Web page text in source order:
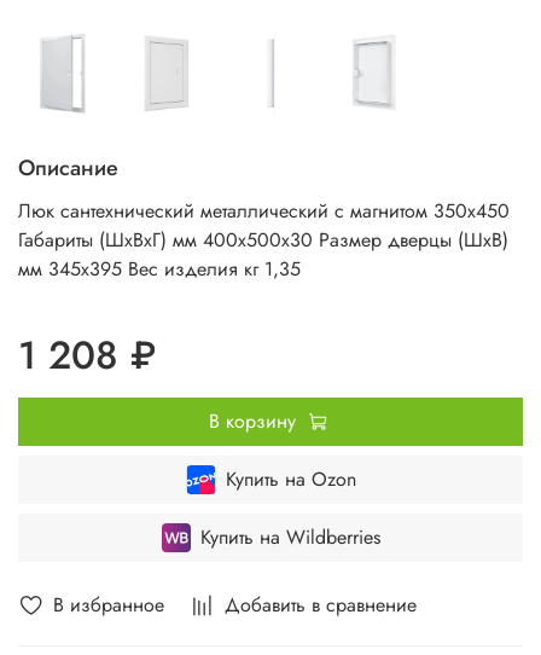
В избранное Добавить в сравнение
Описание
Люк сантехнический металлический с магнитом 350х450
Габариты (ШхВхГ) мм 400х500х30 Размер дверцы (ШхВ)
мм 345х395 Вес изделия кг 1,35
1 208 ₽
В корзину
Купить на Ozon
Купить на Wildberries